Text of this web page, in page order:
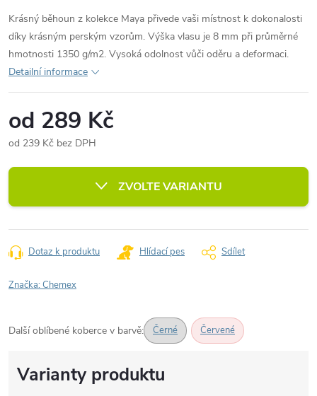
Krásný běhoun z kolekce Maya přivede vaši místnost k dokonalosti
díky krásným perským vzorům. Výška vlasu je 8 mm při průměrné
hmotnosti 1350 g/m2. Vysoká odolnost vůči oděru a deformaci.
Detailní informace
od 289 Kč
od 239 Kč bez DPH
cena:
ZVOLTE VARIANTU
Dotaz k produktu Hlídací pes Sdílet
Značka:Chemex
Další oblíbené koberce v barvě: Černé Červené